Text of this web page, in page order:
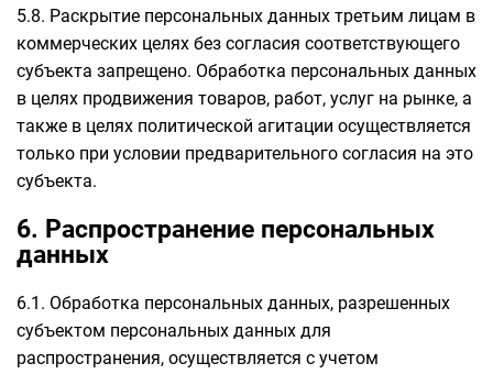
5.8. Раскрытие персональных данных третьим лицам в
коммерческих целях без согласия соответствующего
субъекта запрещено. Обработка персональных данных
в целях продвижения товаров, работ, услуг на рынке, а
также в целях политической агитации осуществляется
только при условии предварительного согласия на это
субъекта.
6. Распространение персональных
данных
6.1. Обработка персональных данных, разрешенных
субъектом персональных данных для
распространения, осуществляется с учетом